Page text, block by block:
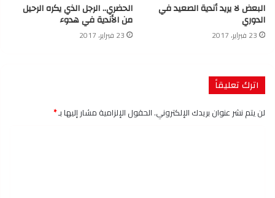
البعض لا يريد أندية الصعيد في
الدوري
23 فبراير، 2017
الحضري.. الرجل الذي يكره الرحيل
من الأندية في هدوء
23 فبراير، 2017
اترك تعليقاً
لن يتم نشر عنوان بريدك الإلكتروني.الحقول الإلزامية مشار إليها بـ*